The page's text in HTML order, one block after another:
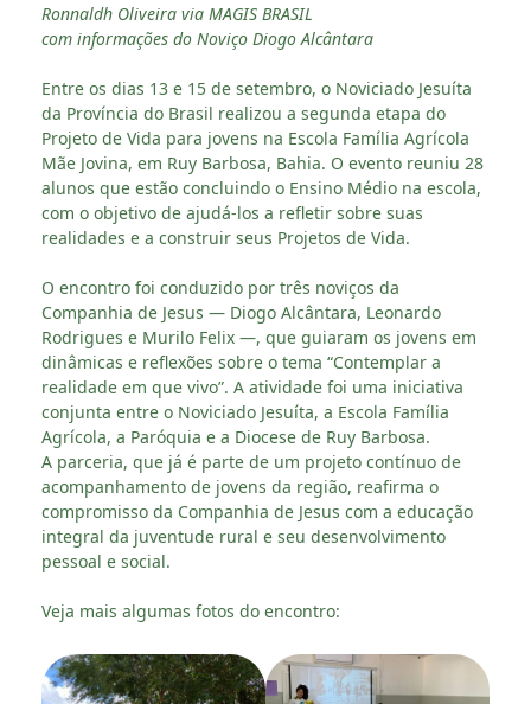
Ronnaldh Oliveira via MAGIS BRASIL
com informações do Noviço Diogo Alcântara
Entre os dias 13 e 15 de setembro, o Noviciado Jesuíta
da Província do Brasil realizou a segunda etapa do
Projeto de Vida para jovens na Escola Família Agrícola
Mãe Jovina, em Ruy Barbosa, Bahia. O evento reuniu 28
alunos que estão concluindo o Ensino Médio na escola,
com o objetivo de ajudá-los a refletir sobre suas
realidades e a construir seus Projetos de Vida.
O encontro foi conduzido por três noviços da
Companhia de Jesus — Diogo Alcântara, Leonardo
Rodrigues e Murilo Felix —, que guiaram os jovens em
dinâmicas e reflexões sobre o tema “Contemplar a
realidade em que vivo”. A atividade foi uma iniciativa
conjunta entre o Noviciado Jesuíta, a Escola Família
Agrícola, a Paróquia e a Diocese de Ruy Barbosa.
A parceria, que já é parte de um projeto contínuo de
acompanhamento de jovens da região, reafirma o
compromisso da Companhia de Jesus com a educação
integral da juventude rural e seu desenvolvimento
pessoal e social.
Veja mais algumas fotos do encontro: